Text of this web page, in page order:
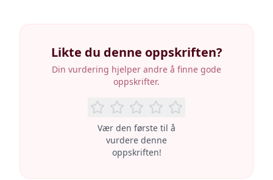
Likte du denne oppskriften?
Din vurdering hjelper andre å finne gode
oppskrifter.
Vær den første til å
vurdere denne
oppskriften!